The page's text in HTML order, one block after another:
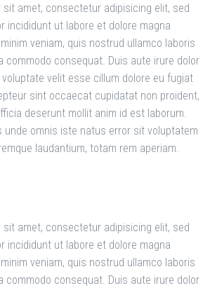
sit amet, consectetur adipisicing elit, sed
incididunt ut labore et dolore magna
veniam, quis nostrud ullamco laboris
commodo consequat. Duis aute irure dolor
velit esse cillum dolore eu fugiat
sint occaecat cupidatat non proident,
deserunt mollit anim id est laborum.
unde omnis iste natus error sit voluptatem
laudantium, totam rem aperiam.
sit amet, consectetur adipisicing elit, sed
incididunt ut labore et dolore magna
veniam, quis nostrud ullamco laboris
commodo consequat. Duis aute irure dolor